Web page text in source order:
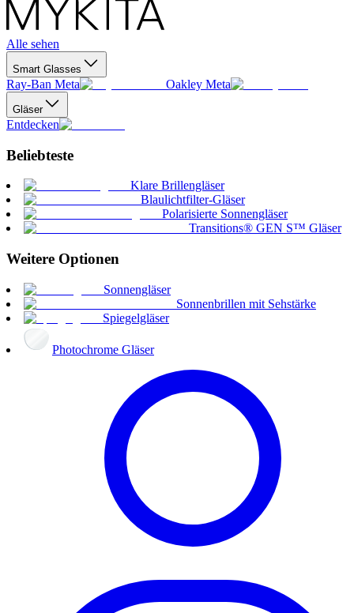
Alle sehen
Smart Glasses
Ray-Ban Meta Oakley Meta
Gläser
Entdecken
Beliebteste
Klare Brillengläser
Blaulichtfilter-Gläser
Polarisierte Sonnengläser
Transitions® GEN S™ Gläser
Weitere Optionen
Sonnengläser
Sonnenbrillen mit Sehstärke
Spiegelgläser
Photochrome Gläser